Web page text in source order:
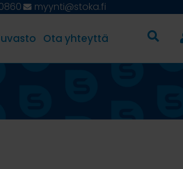
myynti@stoka.fi
Ota yhteyttä